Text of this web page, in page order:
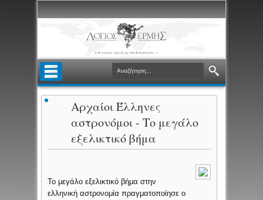
Αρχαίοι Έλληνες
αστρονόμοι - Το μεγάλο
εξελικτικό βήμα
Το μεγάλο εξελικτικό βήμα στην
ελληνική αστρονομία πραγματοποίησε ο